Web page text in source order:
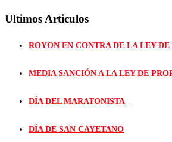
Ultimos Articulos
ROYON EN CONTRA DE LA LEY
MEDIA SANCIÓN A LA LEY DE
DÍA DEL MARATONISTA
DÍA DE SAN CAYETANO